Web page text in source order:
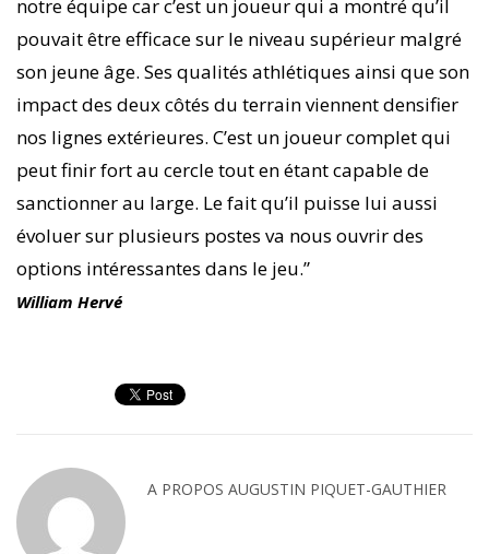
notre équipe car c’est un joueur qui a montré qu’il
pouvait être efficace sur le niveau supérieur malgré
son jeune âge. Ses qualités athlétiques ainsi que son
impact des deux côtés du terrain viennent densifier
nos lignes extérieures. C’est un joueur complet qui
peut finir fort au cercle tout en étant capable de
sanctionner au large. Le fait qu’il puisse lui aussi
évoluer sur plusieurs postes va nous ouvrir des
options intéressantes dans le jeu.”
William Hervé
A PROPOS AUGUSTIN PIQUET-GAUTHIER